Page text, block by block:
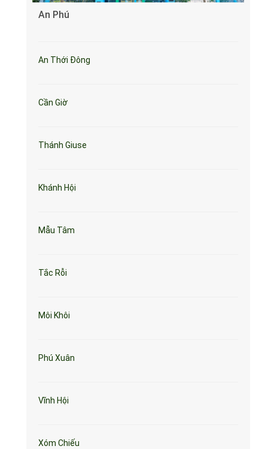
An Phú
An Thới Đông
Cần Giờ
Thánh Giuse
Khánh Hội
Mẫu Tâm
Tắc Rỗi
Môi Khôi
Phú Xuân
Vĩnh Hội
Xóm Chiếu